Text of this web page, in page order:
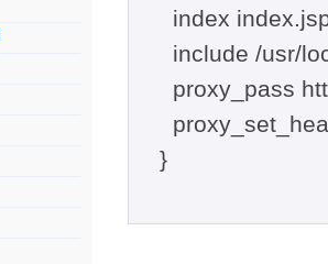
index
include /usr/
proxy_pass
}